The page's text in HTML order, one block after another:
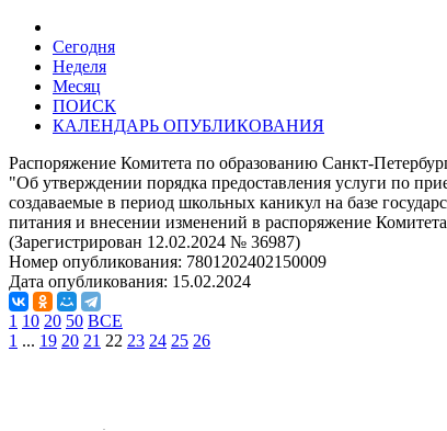
Сегодня
Неделя
Месяц
ПОИСК
КАЛЕНДАРЬ ОПУБЛИКОВАНИЯ
Распоряжение Комитета по образованию Санкт-
"Об утверждении порядка предоставления услуги по
создаваемые в период школьных каникул на базе
питания и внесении изменений в распоряжение
(Зарегистрирован 12.02.2024 № 36987)
Номер опубликования: 7801202402150009
Дата опубликования: 15.02.2024
1 10 20 50 ВСЕ
1 ... 19 20 21 22 23 24 25 26